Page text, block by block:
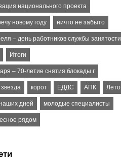
национального проекта
новому году ничто не забыто
– день работников службы занятости
Итоги
– 70-летие снятия блокады г
корот ЕДДС АПК Лето
дней молодые специалисты
рядом